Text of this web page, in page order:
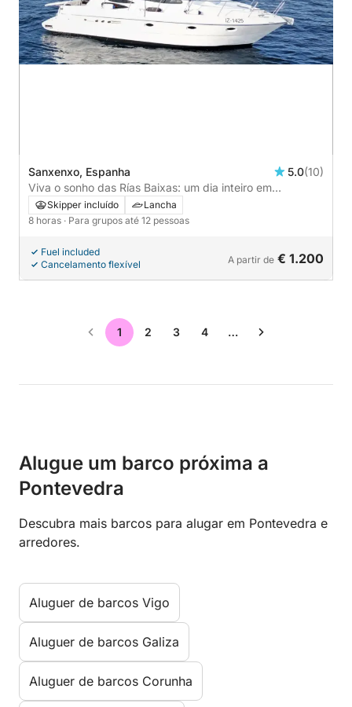
Sanxenxo, Espanha 5.0(10)
Viva o sonho das Rías Baixas: um dia inteiro em
Sanxenxo
Skipper incluído
Lancha
8 horas · Para grupos até 12 pessoas
Fuel included
Cancelamento flexível
A partir de € 1.200
1 2 3 4 …
Alugue um barco próxima a
Pontevedra
Descubra mais barcos para alugar em Pontevedra e
arredores.
Aluguer de barcos Vigo
Aluguer de barcos Galiza
Aluguer de barcos Corunha